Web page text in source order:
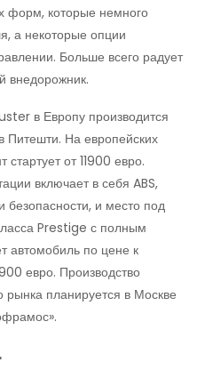
форм, которые немного
а некоторые опции
Больше всего радует
внедорожник.
в Европу производится
Питешти. На европейских
от 11900 евро.
включает в себя ABS,
безопасности, и место под
Prestige с полным
автомобиль по цене к
евро. Производство
планируется в Москве